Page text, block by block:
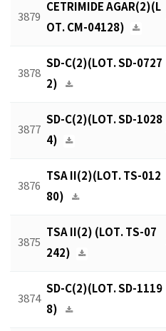
3879
CETRIMIDE AGAR(2)(L
OT. CM-04128)
3878
SD-C(2)(LOT. SD-0727
2)
3877
SD-C(2)(LOT. SD-1028
4)
3876
TSA II(2)(LOT. TS-012
80)
3875
TSA II(2) (LOT. TS-07
242)
3874
SD-C(2)(LOT. SD-1119
8)